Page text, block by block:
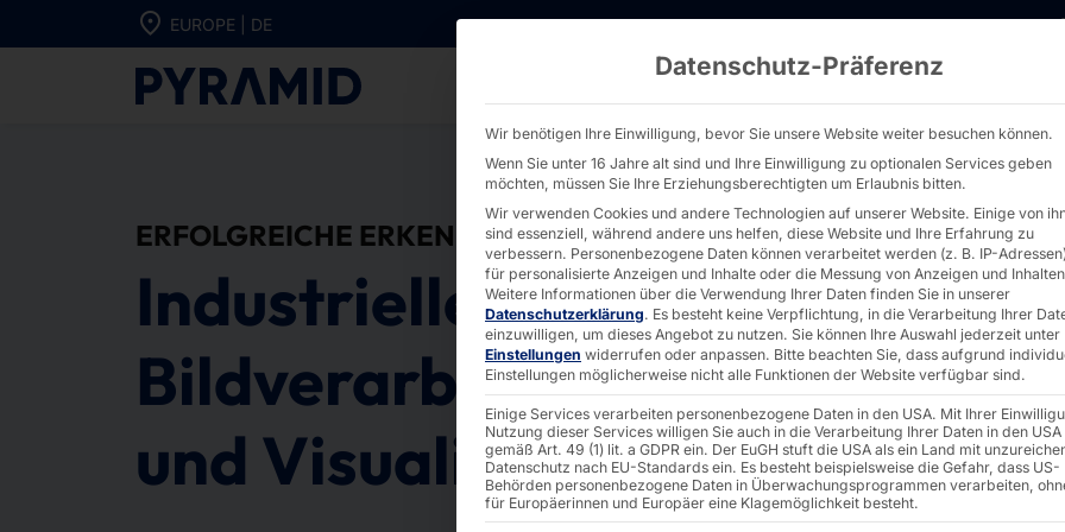
Direkt zum Inhalt wechseln
EUROPE | DE
Hardwarelösungen für industrielle Bildverarbeitung &
ERFOLGREICHE ERKENNUNG
Industrielle
Bildverarbeitung
und Visualisierung
Datenschutz-Präferenz
Wir benötigen Ihre Einwilligung, bevor Sie unsere Website weiter besuchen können.
Wenn Sie unter 16 Jahre alt sind und Ihre Einwilligung zu optionalen Services geben
möchten, müssen Sie Ihre Erziehungsberechtigten um Erlaubnis bitten.
Wir verwenden Cookies und andere Technologien auf unserer Website. Einige von
sind essenziell, während andere uns helfen, diese Website und Ihre Erfahrung zu
verbessern. Personenbezogene Daten können verarbeitet werden (z. B. IP-
für personalisierte Anzeigen und Inhalte oder die Messung von Anzeigen und
Weitere Informationen über die Verwendung Ihrer Daten finden Sie in unserer
Datenschutzerklärung. Es besteht keine Verpflichtung, in die Verarbeitung Ihrer
einzuwilligen, um dieses Angebot zu nutzen. Sie können Ihre Auswahl jederzeit unter
Einstellungen widerrufen oder anpassen. Bitte beachten Sie, dass aufgrund
Einstellungen möglicherweise nicht alle Funktionen der Website verfügbar sind.
Einige Services verarbeiten personenbezogene Daten in den USA. Mit Ihrer
Nutzung dieser Services willigen Sie auch in die Verarbeitung Ihrer Daten in den USA
gemäß Art. 49 (1) lit. a GDPR ein. Der EuGH stuft die USA als ein Land mit
Datenschutz nach EU-Standards ein. Es besteht beispielsweise die Gefahr, dass US-
Behörden personenbezogene Daten in Überwachungsprogrammen verarbeiten,
für Europäerinnen und Europäer eine Klagemöglichkeit besteht.